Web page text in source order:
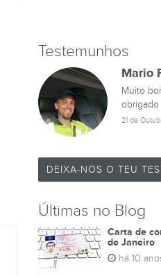
Testemunhos
Mario
Muito
obrigado
21 de
DEIXA-NOS O TEU
Últimas no Blog
Carta de
de Janeiro
há 10